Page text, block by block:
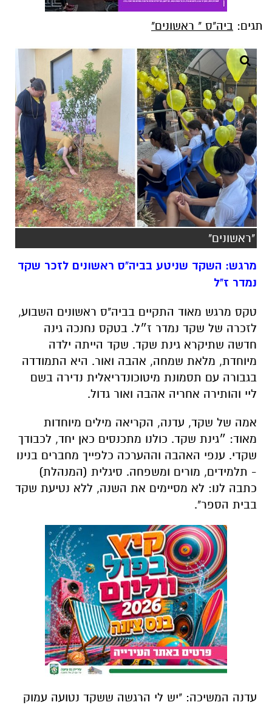
תגים: ביה"ס " ראשונים"
"ראשונים"
מרגש: השקד שניטע בביה"ס ראשונים לזכר שקד
נמדר ז"ל
טקס מרגש מאוד התקיים בביה"ס ראשונים השבוע,
לזכרה של שקד נמדר ז״ל. בטקס נחנכה גינה
חדשה שתיקרא גינת שקד. שקד הייתה ילדה
מיוחדת, מלאת שמחה, אהבה ואור. היא התמודדה
בגבורה עם תסמונת מיטוכונדריאלית נדירה בשם
ליי והותירה אחריה אהבה ואור גדול.
אמה של שקד, עדנה, הקריאה מילים מיוחדות
מאוד: ״גינת שקד. כולנו מתכנסים כאן יחד, לכבודך
שקדי. ענפי האהבה וההערכה כלפייך מחברים בנינו
- תלמידים, מורים ומשפחה. סיגלית (המנהלת)
כתבה לנו: לא מסיימים את השנה, ללא נטיעת שקד
בבית הספר".
עדנה המשיכה: "יש לי הרגשה ששקד נטועה עמוק